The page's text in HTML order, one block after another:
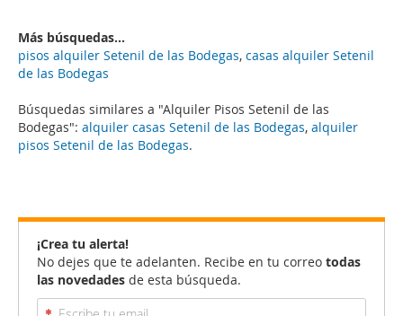
Búsquedas similares a "Alquiler Pisos Setenil de las
Bodegas": alquiler casas Setenil de las Bodegas, alquiler
pisos Setenil de las Bodegas.
Más búsquedas...
pisos alquiler Setenil de las Bodegas, casas alquiler Setenil
de las Bodegas
¡Crea tu alerta!
No dejes que te adelanten. Recibe en tu correo todas
las novedades de esta búsqueda.